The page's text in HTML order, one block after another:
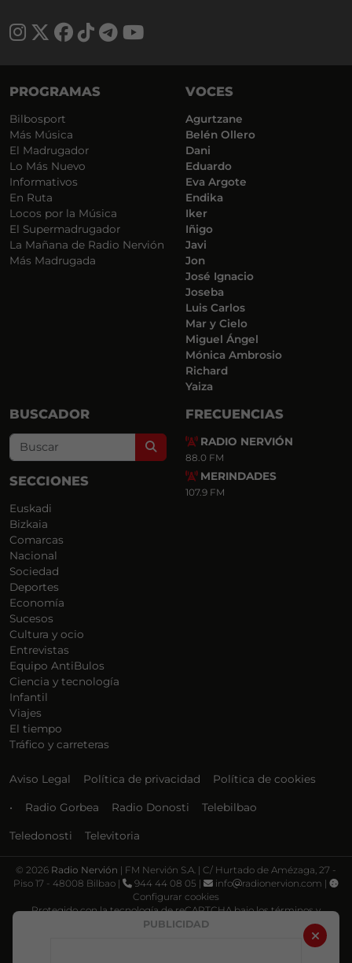
PUBLICIDAD
PROGRAMAS
Bilbosport
Más Música
El Madrugador
Lo Más Nuevo
Informativos
En Ruta
Locos por la Música
El Supermadrugador
La Mañana de Radio Nervión
Más Madrugada
VOCES
Agurtzane
Belén Ollero
Dani
Eduardo
Eva Argote
Endika
Iker
Iñigo
Javi
Jon
José Ignacio
Joseba
Luis Carlos
Mar y Cielo
Miguel Ángel
Mónica Ambrosio
Richard
Yaiza
BUSCADOR
Search
SECCIONES
Euskadi
Bizkaia
Comarcas
Nacional
Sociedad
Deportes
Economía
Sucesos
Cultura y ocio
Entrevistas
Equipo AntiBulos
Ciencia y tecnología
Infantil
Viajes
El tiempo
Tráfico y carreteras
FRECUENCIAS
RADIO NERVIÓN
88.0 FM
MERINDADES
107.9 FM
Aviso Legal Política de privacidad Política de cookies
• Radio Gorbea Radio Donosti Telebilbao
Teledonosti Televitoria
© 2026 Radio Nervión | FM Nervión S.A. | C/ Hurtado de Amézaga, 27 -
Piso 17 - 48008 Bilbao |
944 44 08 05 | info
radionervion.com |
Configurar cookies
Protegido con la tecnología de reCAPTCHA bajo los términos y
Política de privacidad Términos de servicio